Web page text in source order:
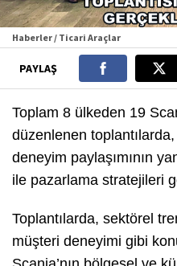
Haberler / Ticari Araçlar
PAYLAŞ
Toplam 8 ülkeden 19
düzenlenen
deneyim paylaşımının
ile pazarlama stratejileri
Toplantılarda, sektörel
müşteri deneyimi gibi